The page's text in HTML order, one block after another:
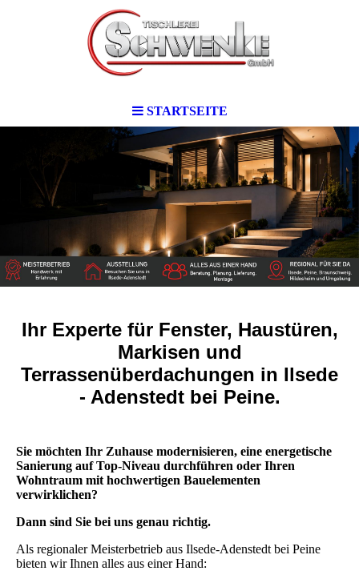
STARTSEITE
Ihr Experte für Fenster, Haustüren,
Markisen und
Terrassenüberdachungen in Ilsede
- Adenstedt bei Peine.
Sie möchten Ihr Zuhause modernisieren, eine energetische
Sanierung auf Top-Niveau durchführen oder Ihren
Wohntraum mit hochwertigen Bauelementen
verwirklichen?
Dann sind Sie bei uns genau richtig.
Als regionaler Meisterbetrieb aus Ilsede-Adenstedt bei Peine
bieten wir Ihnen alles aus einer Hand: